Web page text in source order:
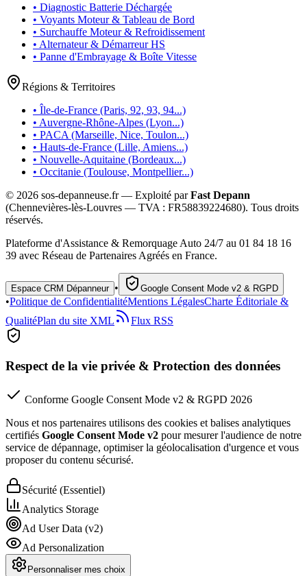
• Diagnostic Batterie Déchargée
• Voyants Moteur & Tableau de Bord
• Surchauffe Moteur & Refroidissement
• Alternateur & Démarreur HS
• Panne d'Embrayage & Boîte Vitesse
Régions & Territoires
• Île-de-France (Paris, 92, 93, 94...)
• Auvergne-Rhône-Alpes (Lyon...)
• PACA (Marseille, Nice, Toulon...)
• Hauts-de-France (Lille, Amiens...)
• Nouvelle-Aquitaine (Bordeaux...)
• Occitanie (Toulouse, Montpellier...)
© 2026 sos-depanneuse.fr — Exploité parFast Depann
(Chennevières-lès-Louvres — TVA : FR58839224680). Tous droits
réservés.
Plateforme d'Assistance & Remorquage Auto 24/7 au 01 84 18 16
39 avec Réseau de Partenaires Agréés en France.
Espace CRM Dépanneur • Google Consent Mode v2 & RGPD
•Politique de ConfidentialitéMentions LégalesCharte Éditoriale &
QualitéPlan du site XML Flux RSS
Respect de la vie privée & Protection des données
Conforme Google Consent Mode v2 & RGPD 2026
Nous et nos partenaires utilisons des cookies et balises analytiques
certifiés Google Consent Mode v2 pour mesurer l'audience de notre
service de dépannage, optimiser la géolocalisation d'urgence et vous
proposer du contenu sécurisé.
Sécurité (Essentiel)
Analytics Storage
Ad User Data (v2)
Ad Personalization
Personnaliser mes choix